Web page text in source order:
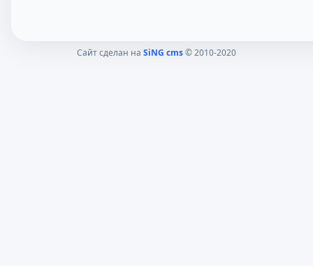
Сайт сделан на SiNG cms© 2010-2020